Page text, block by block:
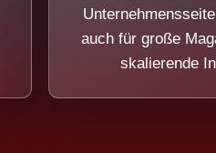
auch für große
skalierende